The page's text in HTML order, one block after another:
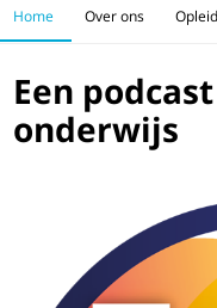
Home Over ons
Een
onderwijs